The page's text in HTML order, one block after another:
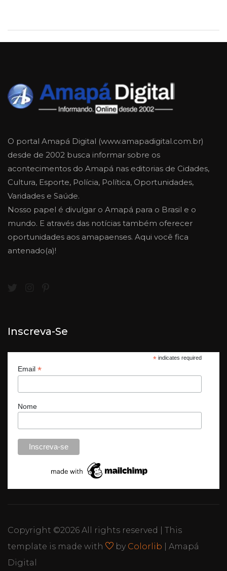
O portal Amapá Digital (www.amapadigital.com.br)
desde de 2002 busca informar sobre os
acontecimentos do Amapá nas editorias de Cidades,
Cultura, Esporte, Polícia, Política, Oportunidades,
Varidades e Saúde.
Nosso papel é divulgar o Amapá para o Brasil e o
mundo. E através das notícias também oferecer
oportunidades aos amapaenses. Aqui você fica
antenado(a)!
Inscreva-Se
*indicates required
Email *
Nome
Copyright ©2026 All rights reserved | This
template is made with
by Colorlib | Amapá
Digital